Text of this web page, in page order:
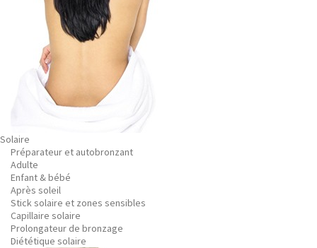
Solaire
Préparateur et autobronzant
Adulte
Enfant & bébé
Après soleil
Stick solaire et zones sensibles
Capillaire solaire
Prolongateur de bronzage
Diététique solaire